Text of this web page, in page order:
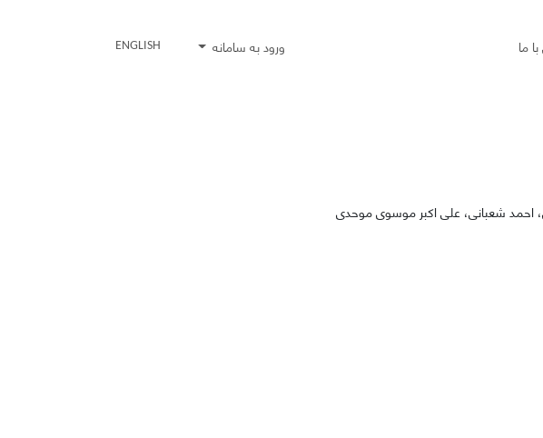
ما ورود به سامانه ENGLISH
احمد شعبانی، علی اکبر موسوی موحدی